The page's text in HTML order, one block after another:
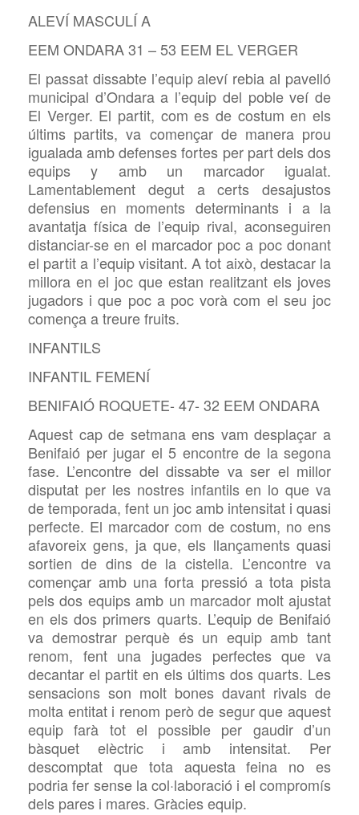
ALEVÍ MASCULÍ A
EEM ONDARA 31 – 53 EEM EL VERGER
El passat dissabte l’equip aleví rebia al pavelló
municipal d’Ondara a l’equip del poble veí de
El Verger. El partit, com es de costum en els
últims partits, va començar de manera prou
igualada amb defenses fortes per part dels dos
equips y amb un marcador igualat.
Lamentablement degut a certs desajustos
defensius en moments determinants i a la
avantatja física de l’equip rival, aconseguiren
distanciar-se en el marcador poc a poc donant
el partit a l’equip visitant. A tot això, destacar la
millora en el joc que estan realitzant els joves
jugadors i que poc a poc vorà com el seu joc
comença a treure fruits.
INFANTILS
INFANTIL FEMENÍ
BENIFAIÓ ROQUETE- 47- 32 EEM ONDARA
Aquest cap de setmana ens vam desplaçar a
Benifaió per jugar el 5 encontre de la segona
fase. L’encontre del dissabte va ser el millor
disputat per les nostres infantils en lo que va
de temporada, fent un joc amb intensitat i quasi
perfecte. El marcador com de costum, no ens
afavoreix gens, ja que, els llançaments quasi
sortien de dins de la cistella. L’encontre va
començar amb una forta pressió a tota pista
pels dos equips amb un marcador molt ajustat
en els dos primers quarts. L’equip de Benifaió
va demostrar perquè és un equip amb tant
renom, fent una jugades perfectes que va
decantar el partit en els últims dos quarts. Les
sensacions son molt bones davant rivals de
molta entitat i renom però de segur que aquest
equip farà tot el possible per gaudir d’un
bàsquet elèctric i amb intensitat. Per
descomptat que tota aquesta feina no es
podria fer sense la col·laboració i el compromís
dels pares i mares. Gràcies equip.